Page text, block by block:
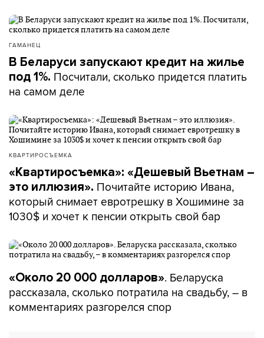
ГАМАНЕЦ
В Беларуси запускают кредит на жилье
под 1%. Посчитали, сколько придется платить
на самом деле
КВАРТИРОСЪЕМКА
«Квартиросъемка»: «Дешевый Вьетнам –
это иллюзия». Почитайте историю Ивана,
который снимает евротрешку в Хошимине за
1030$ и хочет к пенсии открыть свой бар
«Около 20 000 долларов». Беларуска
рассказала, сколько потратила на свадьбу, – в
комментариях разгорелся спор